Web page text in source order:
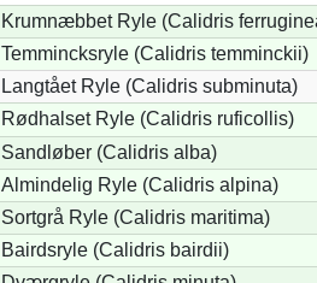
Krumnæbbet Ryle (Calidris
Temmincksryle (Calidris temminckii)
Langtået Ryle (Calidris subminuta)
Rødhalset Ryle (Calidris ruficollis)
Sandløber (Calidris alba)
Almindelig Ryle (Calidris alpina)
Sortgrå Ryle (Calidris maritima)
Bairdsryle (Calidris bairdii)